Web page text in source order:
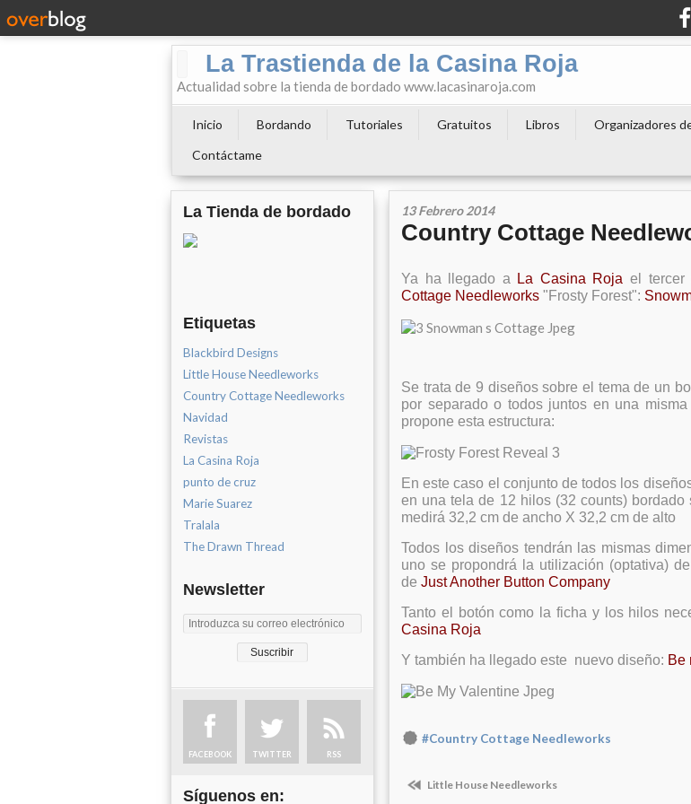
La Trastienda de la Casina Roja
Actualidad sobre la tienda de bordado www.lacasinaroja.com
Inicio Bordando Tutoriales Gratuitos Libros Organizadores
Contáctame
La Tienda de bordado
Etiquetas
Blackbird Designs
Little House Needleworks
Country Cottage Needleworks
Navidad
Revistas
La Casina Roja
punto de cruz
Marie Suarez
Tralala
The Drawn Thread
Newsletter
FACEBOOK TWITTER RSS
Síguenos en:
13 Febrero 2014
Country Cottage
Ya ha llegado a La Casina Roja el
Cottage Needleworks "Frosty Forest":
Se trata de 9 diseños sobre el tema de un
por separado o todos juntos en una
propone esta estructura:
En este caso el conjunto de todos los
en una tela de 12 hilos (32 counts)
medirá 32,2 cm de ancho X 32,2 cm de alto
Todos los diseños tendrán las mismas
uno se propondrá la utilización (optativa)
de Just Another Button Company
Tanto el botón como la ficha y los hilos
Casina Roja
Y también ha llegado este nuevo diseño: Be
#Country Cottage Needleworks
Little House Needleworks